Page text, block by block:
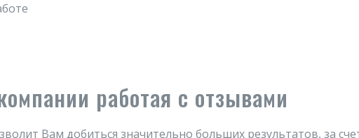
работая с отзывами
Вам добиться значительно больших результатов, за